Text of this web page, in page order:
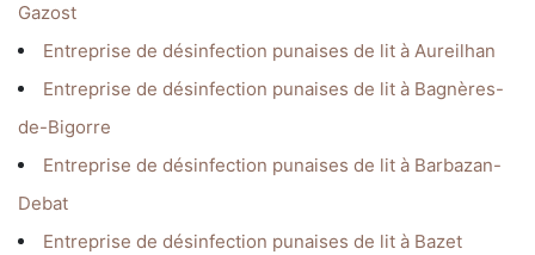
Gazost
Entreprise de désinfection punaises de lit à Aureilhan
Entreprise de désinfection punaises de lit à Bagnères-
de-Bigorre
Entreprise de désinfection punaises de lit à Barbazan-
Debat
Entreprise de désinfection punaises de lit à Bazet